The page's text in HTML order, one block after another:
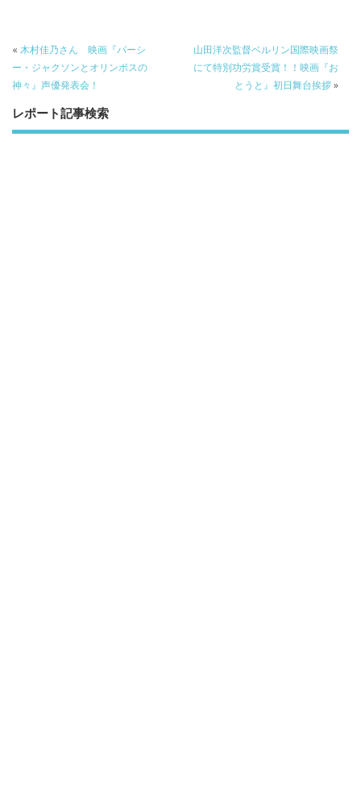
b
o
o
k
er a
o
« 木村佳乃さん 映画『パーシ
ー・ジャクソンとオリンポスの
神々』声優発表会！
山田洋次監督ベルリン国際映画祭
にて特別功労賞受賞！！映画『お
とうと』初日舞台挨拶»
レポート記事検索